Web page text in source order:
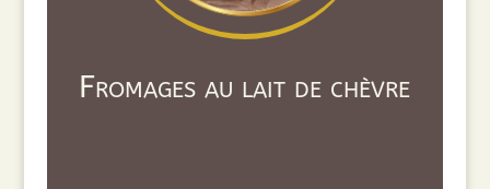
Fromages au lait de chèvre